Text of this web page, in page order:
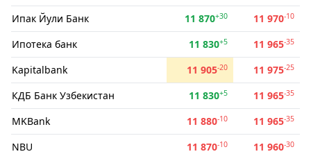
Ипак Йули Банк 11 870+30 11 970-10
Ипотека банк 11 830+5 11 965-35
Kapitalbank 11 905-20 11 975-25
КДБ Банк Узбекистан 11 830+5 11 965-35
MKBank 11 880-10 11 965-35
NBU 11 870-10 11 960-30